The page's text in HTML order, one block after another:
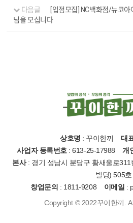
다음글
[입점모집] NC백화점/뉴코
님을 모십니다
상호명 : 꾸이한끼 대
사업자 등록번호: 613-25-17988 개
본사: 경기 성남시 분당구 황새울로
빌딩) 505호
창업문의 : 1811-9208 이메일 :
Copyright © 2022꾸이한끼.